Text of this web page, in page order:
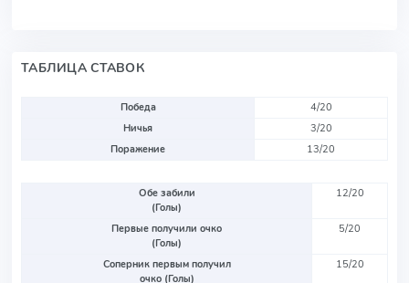
ТАБЛИЦА СТАВОК
Победа
4/20
Ничья
3/20
Поражение
13/20
Обе забили
(Голы)
12/20
Первые получили очко
(Голы)
5/20
Соперник первым получил
очко (Голы)
15/20